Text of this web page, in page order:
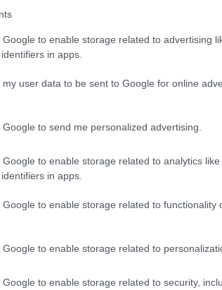
Google to enable storage related to advertising
in apps.
my user data to be sent to Google for online
to send me personalized advertising.
Google to enable storage related to analytics
in apps.
Google to enable storage related to functionality
to enable storage related to
Google to enable storage related to security,
ο οποίος, όπως είπε,
στη Γερμανία και εξέφρασε την
ότι στην Ελλάδα
ιδιωτικές, αλλά όχι πάντα